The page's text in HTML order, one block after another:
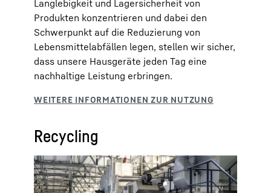
Langlebigkeit und Lagersicherheit von
Produkten konzentrieren und dabei den
Schwerpunkt auf die Reduzierung von
Lebensmittelabfällen legen, stellen wir sicher,
dass unsere Hausgeräte jeden Tag eine
nachhaltige Leistung erbringen.
Recycling